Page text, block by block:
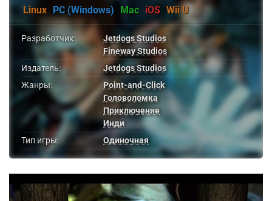
Linux PC (Windows) Mac iOS Wii U
Разработчик:
Jetdogs Studios
Fineway Studios
Издатель:
Jetdogs Studios
Жанры:
Point-and-Click
Головоломка
Приключение
Инди
Тип игры:
Одиночная